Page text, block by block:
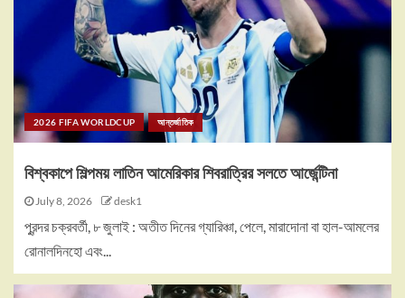
2026 FIFA WORLDCUP আন্তর্জাতিক
বিশ্বকাপে শিল্পময় লাতিন আমেরিকার শিবরাত্রির সলতে আর্জেন্টিনা
July 8, 2026 desk1
পুরন্দর চক্রবর্তী, ৮ জুলাই : অতীত দিনের গ্যারিঞ্চা, পেলে, মারাদোনা বা হাল-আমলের
রোনালদিনহো এবং...